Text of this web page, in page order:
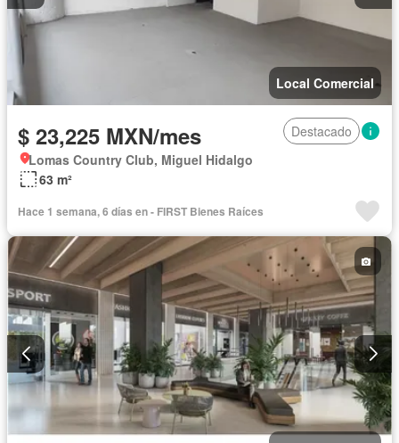
Local Comercial
$ 23,225 MXN/mes
Destacado
Lomas Country Club, Miguel Hidalgo
63 m²
Hace 1 semana, 6 días en - FIRST Bienes Raíces